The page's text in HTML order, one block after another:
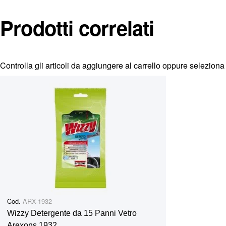
V574147 V574201 SUBARU Impreza / WRX / STI 5p
V574129 V574201 SUBARU Legacy 5/ Outback 4 sw
Prodotti correlati
Controlla gli articoli da aggiungere al carrello oppureseleziona
Cod. ARX-1932
Wizzy Detergente da 15 Panni Vetro